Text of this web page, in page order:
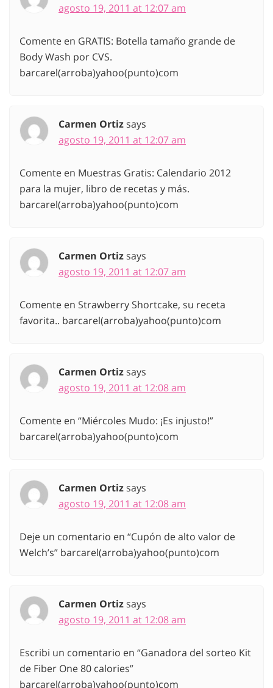
agosto 19, 2011 at 12:07 am
Comente en GRATIS: Botella tamaño grande de
Body Wash por CVS.
barcarel(arroba)yahoo(punto)com
Carmen Ortizsays
agosto 19, 2011 at 12:07 am
Comente en Muestras Gratis: Calendario 2012
para la mujer, libro de recetas y más.
barcarel(arroba)yahoo(punto)com
Carmen Ortizsays
agosto 19, 2011 at 12:07 am
Comente en Strawberry Shortcake, su receta
favorita.. barcarel(arroba)yahoo(punto)com
Carmen Ortizsays
agosto 19, 2011 at 12:08 am
Comente en “Miércoles Mudo: ¡Es injusto!”
barcarel(arroba)yahoo(punto)com
Carmen Ortizsays
agosto 19, 2011 at 12:08 am
Deje un comentario en “Cupón de alto valor de
Welch’s” barcarel(arroba)yahoo(punto)com
Carmen Ortizsays
agosto 19, 2011 at 12:08 am
Escribi un comentario en “Ganadora del sorteo Kit
de Fiber One 80 calories”
barcarel(arroba)yahoo(punto)com